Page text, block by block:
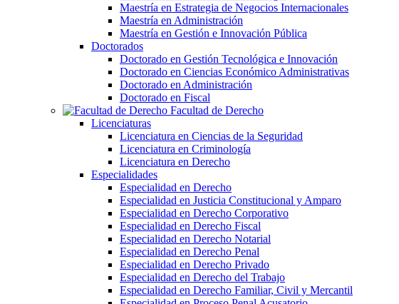
Maestría en Estrategia de Negocios Internacionales
Maestría en Administración
Maestría en Gestión e Innovación Pública
Doctorados
Doctorado en Gestión Tecnológica e Innovación
Doctorado en Ciencias Económico Administrativas
Doctorado en Administración
Doctorado en Fiscal
Facultad de Derecho
Licenciaturas
Licenciatura en Ciencias de la Seguridad
Licenciatura en Criminología
Licenciatura en Derecho
Especialidades
Especialidad en Derecho
Especialidad en Justicia Constitucional y Amparo
Especialidad en Derecho Corporativo
Especialidad en Derecho Fiscal
Especialidad en Derecho Notarial
Especialidad en Derecho Penal
Especialidad en Derecho Privado
Especialidad en Derecho del Trabajo
Especialidad en Derecho Familiar, Civil y Mercantil